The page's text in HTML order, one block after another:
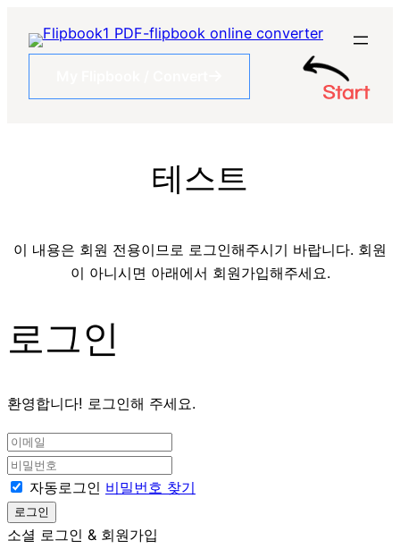
테스트
이 내용은 회원 전용이므로 로그인해주시기 바랍니다. 회원
이 아니시면 아래에서 회원가입해주세요.
로그인
환영합니다! 로그인해 주세요.
이
메
일
비
밀
번
호
자동로그인 비밀번호 찾기
로그인
소셜 로그인 & 회원가입